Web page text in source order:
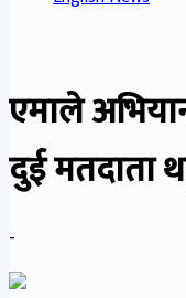
एमाले
दुई मतदाता
-